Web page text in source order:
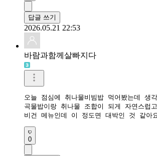
답글 쓰기
2026.05.21 22:53
바람과함께살빠지다
오늘 점심에 취나물비빔밥 먹어봤는데 생
곡물밥이랑 취나물 조합이 되게 자연스
비건 메뉴인데 이 정도면 대박인 것 같아
0